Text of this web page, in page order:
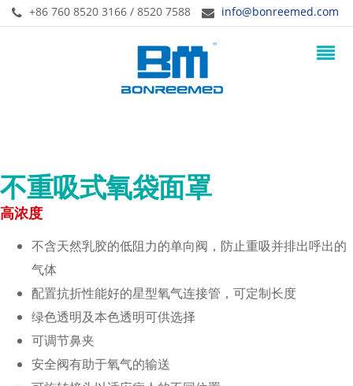
+86 760 8520 3166 / 8520 7588 info@bonreemed.com
不重吸式氧袋面罩
高浓度
不含天然乳胶的低阻力的单向阀，防止重吸并排出呼出的
气体
配置抗折性能好的星型氧气连接管，可定制长度
绿色透明及本色透明可供选择
可调节鼻夹
安全阀有助于氧气的输送